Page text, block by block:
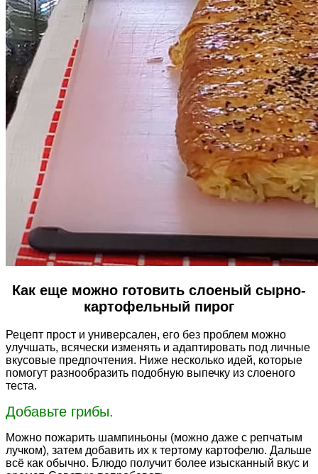
Как еще можно готовить слоеный сырно-
картофельный пирог
Рецепт прост и универсален, его без проблем можно
улучшать, всячески изменять и адаптировать под личные
вкусовые предпочтения. Ниже несколько идей, которые
помогут разнообразить подобную выпечку из слоеного
теста.
Добавьте грибы.
Можно пожарить шампиньоны (можно даже с репчатым
лучком), затем добавить их к тертому картофелю. Дальше
всё как обычно. Блюдо получит более изысканный вкус и